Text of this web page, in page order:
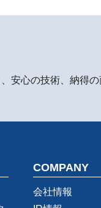
安心の技術、納得
COMPANY
会社情報